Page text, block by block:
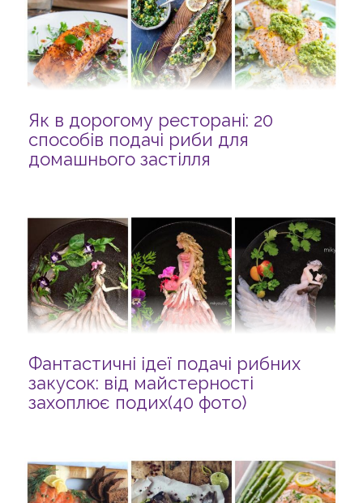
Як в дорогому ресторані: 20
способів подачі риби для
домашнього застілля
Фантастичні ідеї подачі рибних
закусок: від майстерності
захоплює подих(40 фото)